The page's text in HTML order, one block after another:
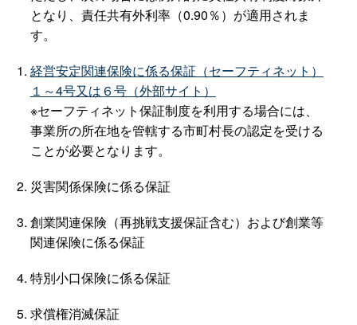
となり、責任共有外利率（0.90％）が適用されま
す。
経営安定関連保険に係る保証（セーフティネット）
１～4号又は６号（外部サイト）
※セーフティネット保証制度を利用する場合には、
事業所の所在地を管轄する市町村長の認定を受ける
ことが必要となります。
災害関係保険に係る保証
創業関連保険（再挑戦支援保証含む）および創業等
関連保険に係る保証
特別小口保険に係る保証
求償権消滅保証